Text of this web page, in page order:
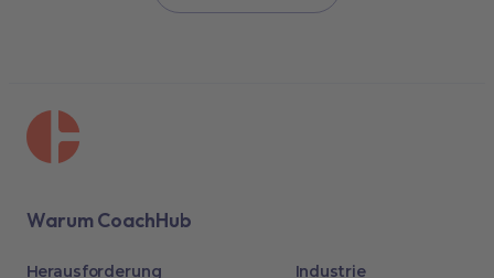
Warum CoachHub
Herausforderung
Industrie